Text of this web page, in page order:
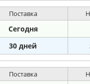
Поставка
Сегодня
30 дней
Поставка